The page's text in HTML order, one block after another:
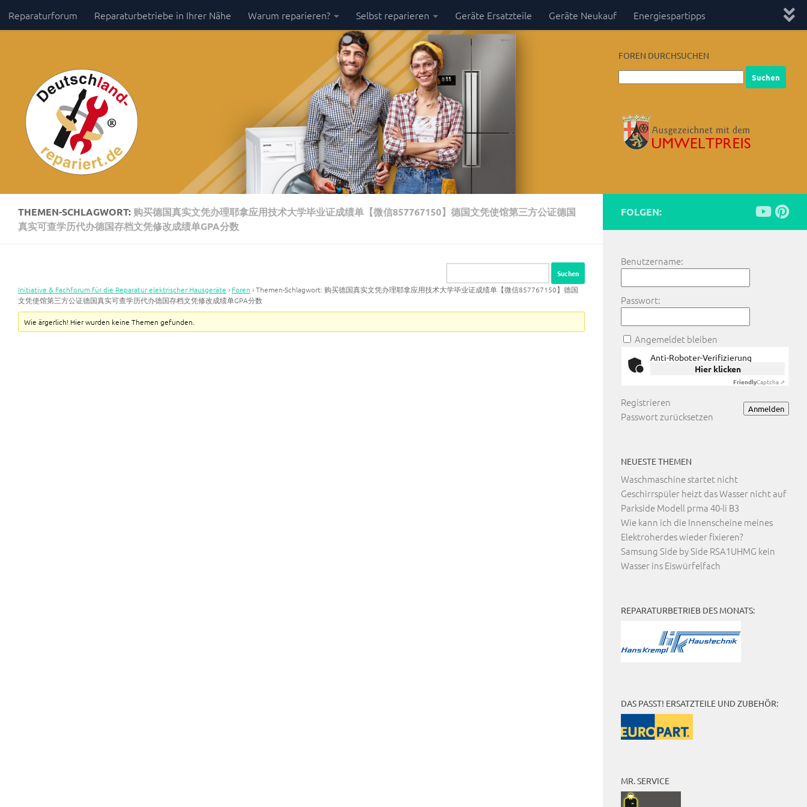
Zum Inhalt springen
Reparaturforum Reparaturbetriebe in Ihrer Nähe Warum reparieren? Selbst reparieren Geräte Ersatzteile Geräte Neukauf Energiespartipps
FOREN DURCHSUCHEN
THEMEN-SCHLAGWORT: 购买德国真实文凭办理耶拿应用技术大学毕业证成绩单【微信857767150】德国文凭使馆第三方公证德国
真实可查学历代办德国存档文凭修改成绩单GPA分数
Initiative & Fachforum für die Reparatur elektrischer Hausgeräte › Foren ›Themen-Schlagwort: 购买德国真实文凭办理耶拿应用技术大学毕业证成绩单【微信857767150】德国
文凭使馆第三方公证德国真实可查学历代办德国存档文凭修改成绩单GPA分数
Wie ärgerlich! Hier wurden keine Themen gefunden.
FOLGEN:
Benutzername:
Passwort:
Angemeldet bleiben
Anti-Roboter-Verifizierung
Hier klicken
FriendlyCaptcha ⇗
Anmelden
Registrieren
Passwort zurücksetzen
NEUESTE THEMEN
Waschmaschine startet nicht
Geschirrspüler heizt das Wasser nicht auf
Parkside Modell prma 40-li B3
Wie kann ich die Innenscheine meines
Elektroherdes wieder fixieren?
Samsung Side by Side RSA1UHMG kein
Wasser ins Eiswürfelfach
REPARATURBETRIEB DES MONATS:
DAS PASST! ERSATZTEILE UND ZUBEHÖR:
MR. SERVICE